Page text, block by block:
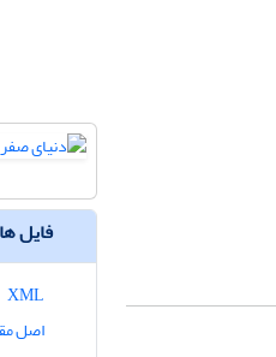
فایل ها
اصل